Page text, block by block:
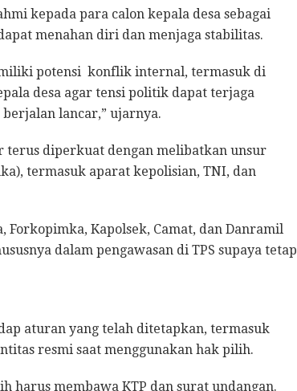
kepada para calon kepala desa sebagai
menahan diri dan menjaga stabilitas.
potensi konflik internal, termasuk di
desa agar tensi politik dapat terjaga
lancar,” ujarnya.
diperkuat dengan melibatkan unsur
termasuk aparat kepolisian, TNI, dan
Kapolsek, Camat, dan Danramil
dalam pengawasan di TPS supaya tetap
aturan yang telah ditetapkan, termasuk
resmi saat menggunakan hak pilih.
harus membawa KTP dan surat undangan.